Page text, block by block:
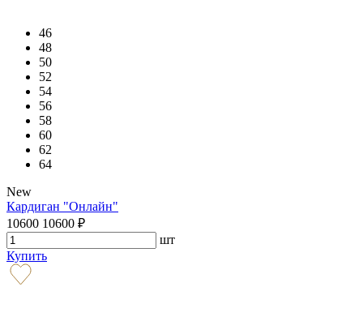
46
48
50
52
54
56
58
60
62
64
New
Кардиган "Онлайн"
10600 10600 ₽
шт
Купить